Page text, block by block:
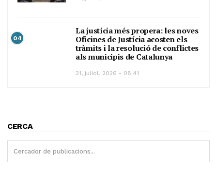
04
La justícia més propera: les noves
Oficines de Justícia acosten els
tràmits i la resolució de conflictes
als municipis de Catalunya
31, juliol, 2026 - 08:41
CERCA